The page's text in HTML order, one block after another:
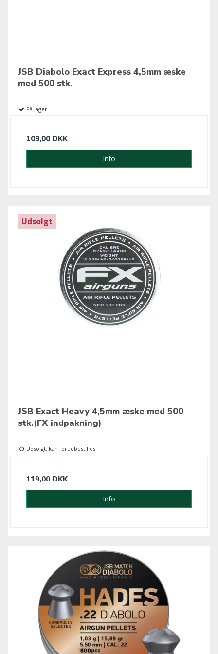
JSB Diabolo Exact Express 4,5mm æske
med 500 stk.
På lager
109,00 DKK
Info
Udsolgt
JSB Exact Heavy 4,5mm æske med 500
stk.(FX indpakning)
Udsolgt, kan forudbestilles.
119,00 DKK
Info